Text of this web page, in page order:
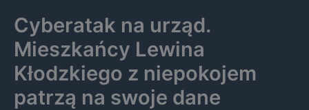
Cyberatak na urząd.
Mieszkańcy Lewina
Kłodzkiego z niepokojem
patrzą na swoje dane